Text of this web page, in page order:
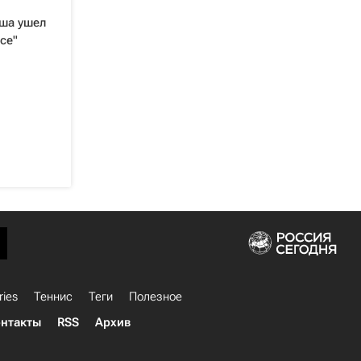
ушел
Теннис Теги
Полезное
RSS Архив